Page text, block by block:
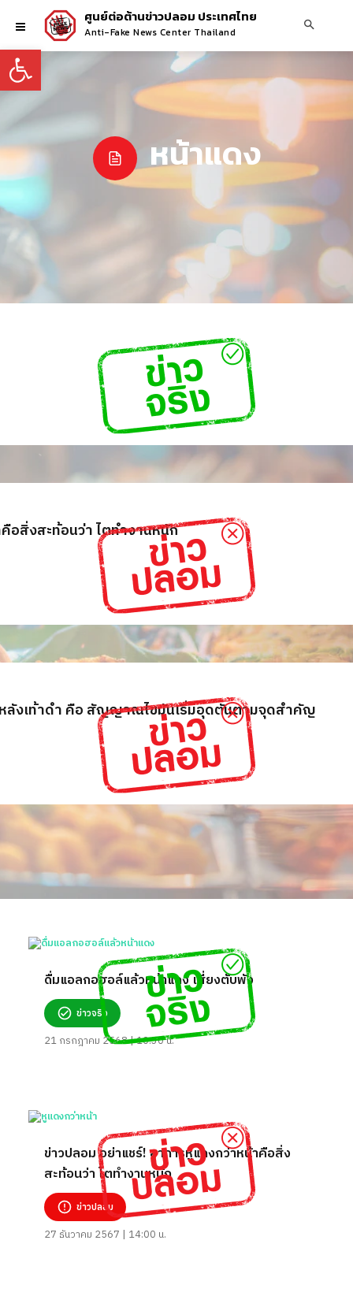
Open toolbar
ศูนย์ต่อต้านข่าวปลอม ประเทศไทย
Anti-Fake News Center Thailand
หน้าแดง
อสิ่งสะท้อนว่า ไตทำงานหนัก
ลังเท้าดำ คือ สัญญาณไขมันเริ่มอุดตันตามจุดสำคัญ
ดื่มแอลกอฮอล์แล้วหน้าแดง เสี่ยงตับพัง
ข่าวจริง
21 กรกฎาคม 2568 | 10:30 น.
ข่าวปลอม อย่าแชร์! อาการหูแดงกว่าหน้าคือสิ่ง
สะท้อนว่า ไตทำงานหนัก
ข่าวปลอม
27 ธันวาคม 2567 | 14:00 น.